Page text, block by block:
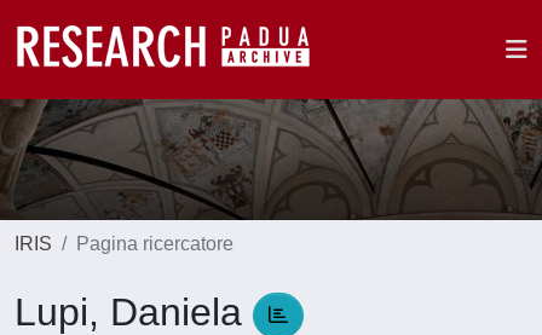
IRIS Pagina ricercatore
Lupi, Daniela